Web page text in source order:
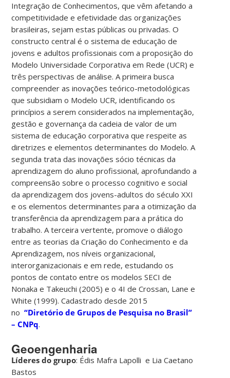
Integração de Conhecimentos, que vêm afetando a
competitividade e efetividade das organizações
brasileiras, sejam estas públicas ou privadas. O
constructo central é o sistema de educação de
jovens e adultos profissionais com a proposição do
Modelo Universidade Corporativa em Rede (UCR) e
três perspectivas de análise. A primeira busca
compreender as inovações teórico-metodológicas
que subsidiam o Modelo UCR, identificando os
princípios a serem considerados na implementação,
gestão e governança da cadeia de valor de um
sistema de educação corporativa que respeite as
diretrizes e elementos determinantes do Modelo. A
segunda trata das inovações sócio técnicas da
aprendizagem do aluno profissional, aprofundando a
compreensão sobre o processo cognitivo e social
da aprendizagem dos jovens-adultos do século XXI
e os elementos determinantes para a otimização da
transferência da aprendizagem para a prática do
trabalho. A terceira vertente, promove o diálogo
entre as teorias da Criação do Conhecimento e da
Aprendizagem, nos níveis organizacional,
interorganizacionais e em rede, estudando os
pontos de contato entre os modelos SECI de
Nonaka e Takeuchi (2005) e o 4I de Crossan, Lane e
White (1999). Cadastrado desde 2015
no“Diretório de Grupos de Pesquisa no Brasil”
– CNPq.
Geoengenharia
Líderes do grupo: Édis Mafra Lapolli e Lia Caetano
Bastos